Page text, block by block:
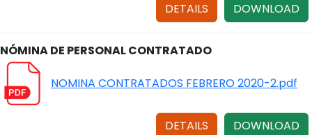
DOWNLOAD
DETAILS
NÓMINA DE PERSONAL CONTRATADO
NOMINA CONTRATADOS FEBRERO 2020-2.pdf
DOWNLOAD
DETAILS